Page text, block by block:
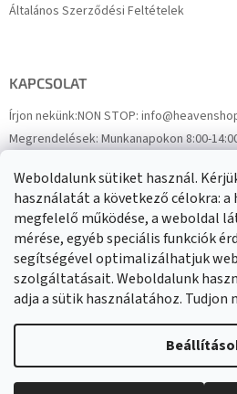
Weboldalunk sütiket használ.
használatát a következő célokra: a
megfelelő működése, a weboldal
mérése, egyéb speciális funkciók
segítségével optimalizálhatjuk
szolgáltatásait. Weboldalunk
adja a sütik használatához. Tudjon
Általános Szerződési Feltételek
KAPCSOLAT
Írjon nekünk:NON STOP:
Megrendelések:Munkanapokon 8:00-
FacebookHeavenShop.sk
Eredményeink